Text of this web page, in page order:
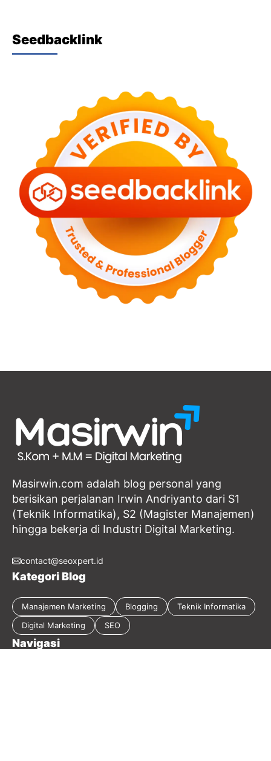
Seedbacklink
Masirwin.com adalah blog personal yang
berisikan perjalanan Irwin Andriyanto dari S1
(Teknik Informatika), S2 (Magister Manajemen)
hingga bekerja di Industri Digital Marketing.
contact@seoxpert.id
Kategori Blog
Manajemen Marketing Blogging
Teknik Informatika
Digital Marketing
SEO
Navigasi